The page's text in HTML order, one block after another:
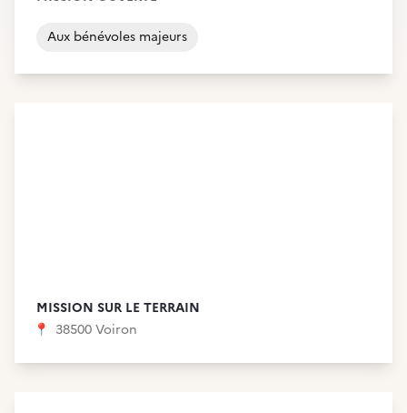
Aux bénévoles majeurs
MISSION SUR LE TERRAIN
📍 38500 Voiron